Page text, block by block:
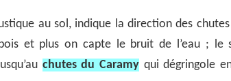
au sol, indique la direction des
et plus on capte le bruit de l’eau ; le
chutes du Caramyqui dégringole